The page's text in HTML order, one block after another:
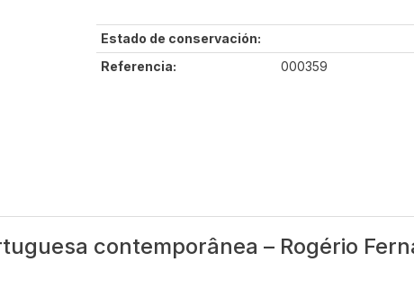
Estado de conservación:
Referencia:
000359
contemporânea – Rogério